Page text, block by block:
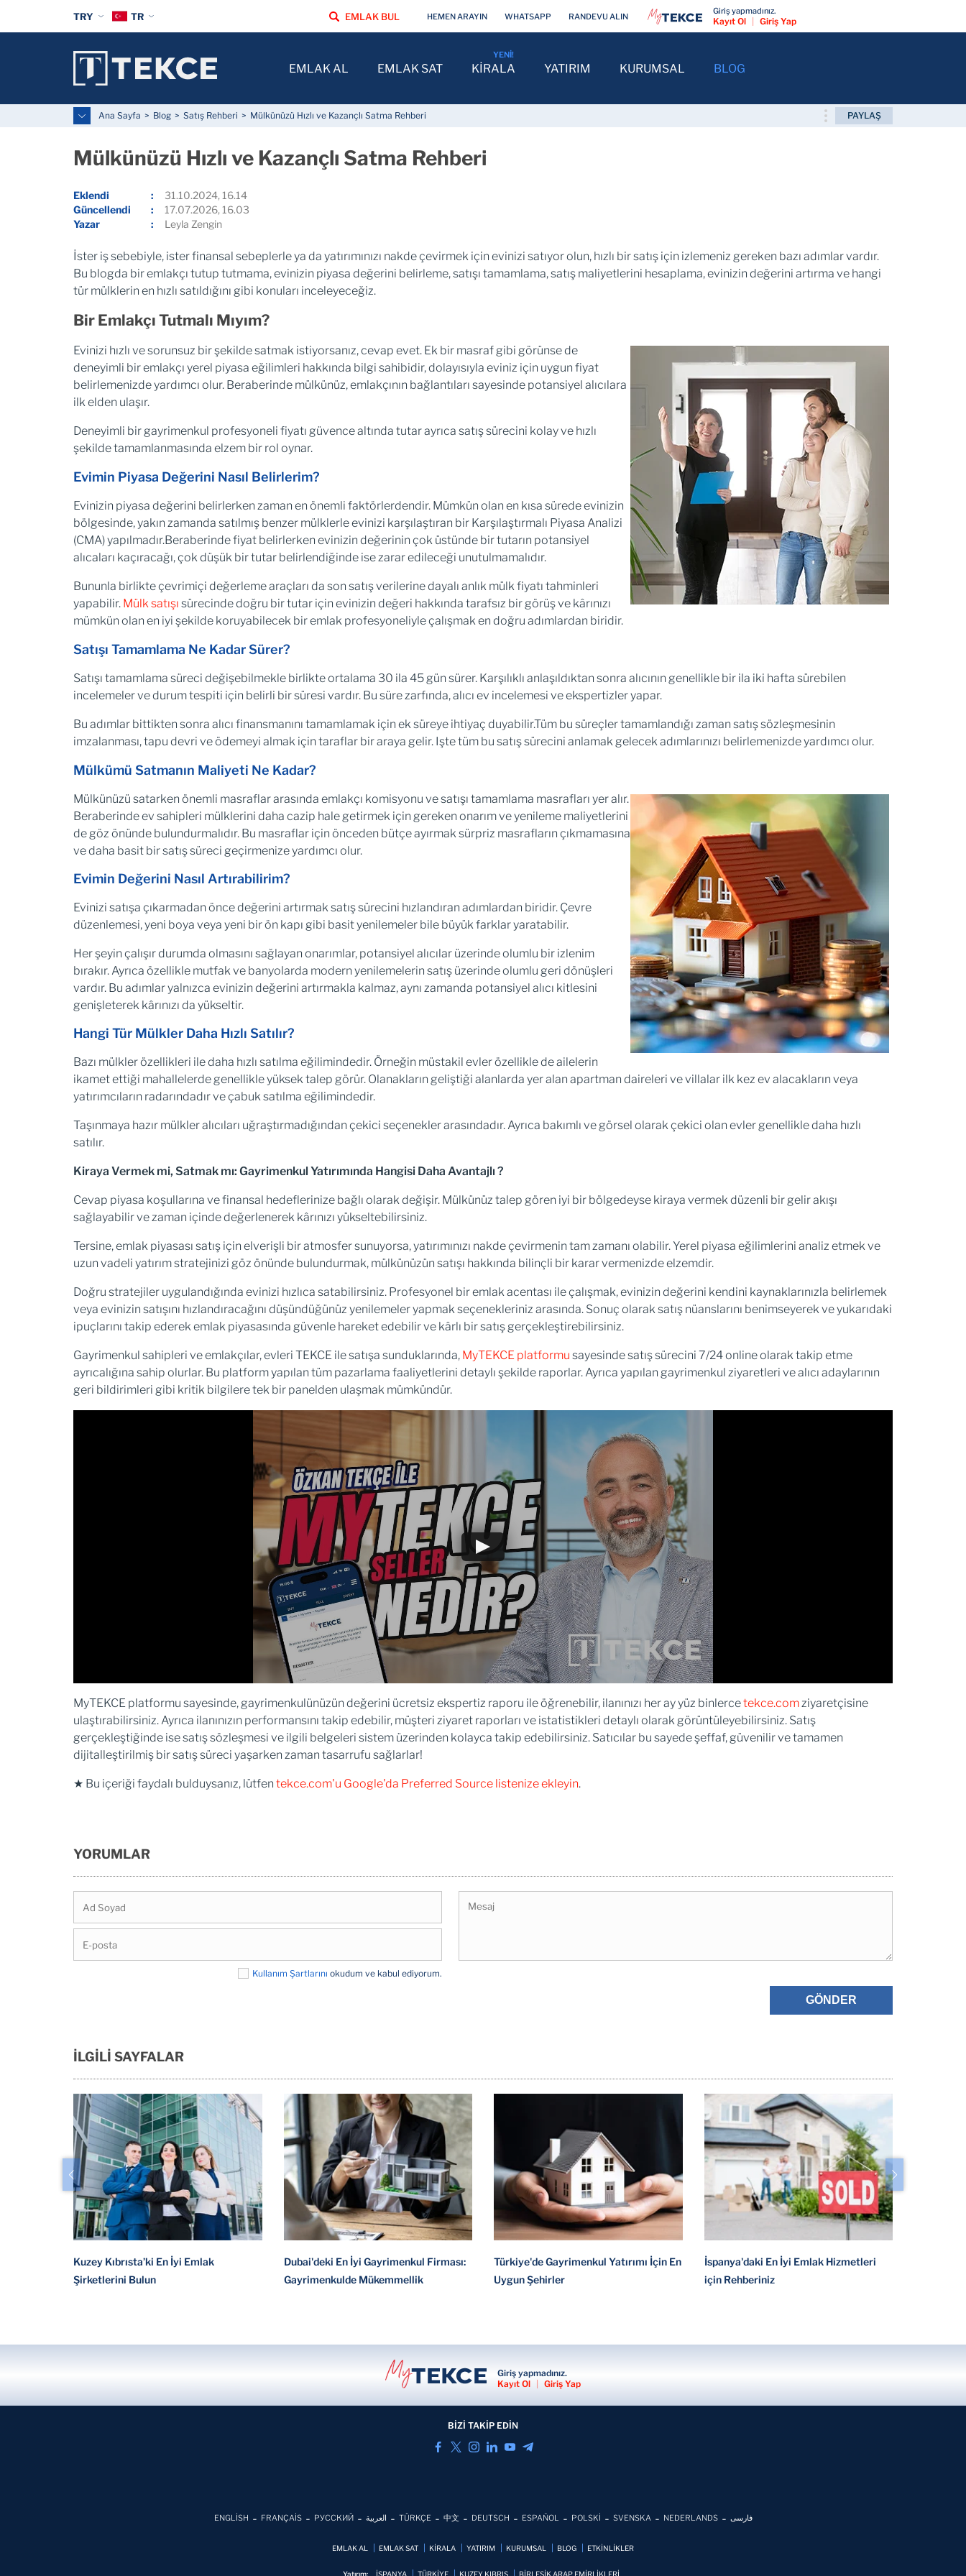
Ana Sayfa Blog Satış Rehberi Mülkünüzü Hızlı ve Kazançlı Satma Rehberi PAYLAŞ
Mülkünüzü Hızlı ve Kazançlı Satma Rehberi
Eklendi
31.10.2024, 16.14
Güncellendi
17.07.2026, 16.03
Yazar
Leyla Zengin
İster iş sebebiyle, ister finansal sebeplerle ya da yatırımınızı nakde çevirmek için evinizi satıyor olun, hızlı bir satış için izlemeniz gereken bazı adımlar vardır.
Bu blogda bir emlakçı tutup tutmama, evinizin piyasa değerini belirleme, satışı tamamlama, satış maliyetlerini hesaplama, evinizin değerini artırma ve hangi
tür mülklerin en hızlı satıldığını gibi konuları inceleyeceğiz.
Bir Emlakçı Tutmalı Mıyım?
Evinizi hızlı ve sorunsuz bir şekilde satmak istiyorsanız, cevap evet. Ek bir masraf gibi görünse de
deneyimli bir emlakçı yerel piyasa eğilimleri hakkında bilgi sahibidir, dolayısıyla eviniz için uygun fiyat
belirlemenizde yardımcı olur. Beraberinde mülkünüz, emlakçının bağlantıları sayesinde potansiyel alıcılara
ilk elden ulaşır.
Deneyimli bir gayrimenkul profesyoneli fiyatı güvence altında tutar ayrıca satış sürecini kolay ve hızlı
şekilde tamamlanmasında elzem bir rol oynar.
Evimin Piyasa Değerini Nasıl Belirlerim?
Evinizin piyasa değerini belirlerken zaman en önemli faktörlerdendir. Mümkün olan en kısa sürede evinizin
bölgesinde, yakın zamanda satılmış benzer mülklerle evinizi karşılaştıran bir Karşılaştırmalı Piyasa Analizi
(CMA) yapılmadır.Beraberinde fiyat belirlerken evinizin değerinin çok üstünde bir tutarın potansiyel
alıcaları kaçıracağı, çok düşük bir tutar belirlendiğinde ise zarar edileceği unutulmamalıdır.
Bununla birlikte çevrimiçi değerleme araçları da son satış verilerine dayalı anlık mülk fiyatı tahminleri
yapabilir. Mülk satışı sürecinde doğru bir tutar için evinizin değeri hakkında tarafsız bir görüş ve kârınızı
mümkün olan en iyi şekilde koruyabilecek bir emlak profesyoneliyle çalışmak en doğru adımlardan biridir.
Satışı Tamamlama Ne Kadar Sürer?
Satışı tamamlama süreci değişebilmekle birlikte ortalama 30 ila 45 gün sürer. Karşılıklı anlaşıldıktan sonra alıcının genellikle bir ila iki hafta sürebilen
incelemeler ve durum tespiti için belirli bir süresi vardır. Bu süre zarfında, alıcı ev incelemesi ve ekspertizler yapar.
Bu adımlar bittikten sonra alıcı finansmanını tamamlamak için ek süreye ihtiyaç duyabilir.Tüm bu süreçler tamamlandığı zaman satış sözleşmesinin
imzalanması, tapu devri ve ödemeyi almak için taraflar bir araya gelir. Işte tüm bu satış sürecini anlamak gelecek adımlarınızı belirlemenizde yardımcı olur.
Mülkümü Satmanın Maliyeti Ne Kadar?
Mülkünüzü satarken önemli masraflar arasında emlakçı komisyonu ve satışı tamamlama masrafları yer alır.
Beraberinde ev sahipleri mülklerini daha cazip hale getirmek için gereken onarım ve yenileme maliyetlerini
de göz önünde bulundurmalıdır. Bu masraflar için önceden bütçe ayırmak sürpriz masrafların çıkmamasına
ve daha basit bir satış süreci geçirmenize yardımcı olur.
Evimin Değerini Nasıl Artırabilirim?
Evinizi satışa çıkarmadan önce değerini artırmak satış sürecini hızlandıran adımlardan biridir. Çevre
düzenlemesi, yeni boya veya yeni bir ön kapı gibi basit yenilemeler bile büyük farklar yaratabilir.
Her şeyin çalışır durumda olmasını sağlayan onarımlar, potansiyel alıcılar üzerinde olumlu bir izlenim
bırakır. Ayrıca özellikle mutfak ve banyolarda modern yenilemelerin satış üzerinde olumlu geri dönüşleri
vardır. Bu adımlar yalnızca evinizin değerini artırmakla kalmaz, aynı zamanda potansiyel alıcı kitlesini
genişleterek kârınızı da yükseltir.
Hangi Tür Mülkler Daha Hızlı Satılır?
Bazı mülkler özellikleri ile daha hızlı satılma eğilimindedir. Örneğin müstakil evler özellikle de ailelerin
ikamet ettiği mahallelerde genellikle yüksek talep görür. Olanakların geliştiği alanlarda yer alan apartman daireleri ve villalar ilk kez ev alacakların veya
yatırımcıların radarındadır ve çabuk satılma eğilimindedir.
Taşınmaya hazır mülkler alıcıları uğraştırmadığından çekici seçenekler arasındadır. Ayrıca bakımlı ve görsel olarak çekici olan evler genellikle daha hızlı
satılır.
Kiraya Vermek mi, Satmak mı: Gayrimenkul Yatırımında Hangisi Daha Avantajlı ?
Cevap piyasa koşullarına ve finansal hedeflerinize bağlı olarak değişir. Mülkünüz talep gören iyi bir bölgedeyse kiraya vermek düzenli bir gelir akışı
sağlayabilir ve zaman içinde değerlenerek kârınızı yükseltebilirsiniz.
Tersine, emlak piyasası satış için elverişli bir atmosfer sunuyorsa, yatırımınızı nakde çevirmenin tam zamanı olabilir. Yerel piyasa eğilimlerini analiz etmek ve
uzun vadeli yatırım stratejinizi göz önünde bulundurmak, mülkünüzün satışı hakkında bilinçli bir karar vermenizde elzemdir.
Doğru stratejiler uygulandığında evinizi hızlıca satabilirsiniz. Profesyonel bir emlak acentası ile çalışmak, evinizin değerini kendini kaynaklarınızla belirlemek
veya evinizin satışını hızlandıracağını düşündüğünüz yenilemeler yapmak seçenekleriniz arasında. Sonuç olarak satış nüanslarını benimseyerek ve yukarıdaki
ipuçlarını takip ederek emlak piyasasında güvenle hareket edebilir ve kârlı bir satış gerçekleştirebilirsiniz.
Gayrimenkul sahipleri ve emlakçılar, evleri TEKCE ile satışa sunduklarında, MyTEKCE platformu sayesinde satış sürecini 7/24 online olarak takip etme
ayrıcalığına sahip olurlar. Bu platform yapılan tüm pazarlama faaliyetlerini detaylı şekilde raporlar. Ayrıca yapılan gayrimenkul ziyaretleri ve alıcı adaylarının
geri bildirimleri gibi kritik bilgilere tek bir panelden ulaşmak mümkündür.
MyTEKCE platformu sayesinde, gayrimenkulünüzün değerini ücretsiz ekspertiz raporu ile öğrenebilir, ilanınızı her ay yüz binlercetekce.comziyaretçisine
ulaştırabilirsiniz. Ayrıca ilanınızın performansını takip edebilir, müşteri ziyaret raporları ve istatistikleri detaylı olarak görüntüleyebilirsiniz. Satış
gerçekleştiğinde ise satış sözleşmesi ve ilgili belgeleri sistem üzerinden kolayca takip edebilirsiniz. Satıcılar bu sayede şeffaf, güvenilir ve tamamen
dijitalleştirilmiş bir satış süreci yaşarken zaman tasarrufu sağlarlar!
★ Bu içeriği faydalı bulduysanız, lütfen tekce.com'u Google'da Preferred Source listenize ekleyin.
YORUMLAR
Kullanım Şartlarını okudum ve kabul ediyorum.
GÖNDER
İLGİLİ SAYFALAR
Kuzey Kıbrısta’ki En İyi Emlak
Şirketlerini Bulun
Dubai'deki En İyi Gayrimenkul Firması:
Gayrimenkulde Mükemmellik
Türkiye'de Gayrimenkul Yatırımı İçin En
Uygun Şehirler
İspanya'daki En İyi Emlak Hizmetleri
için Rehberiniz
TRY TR
EMLAK AL EMLAK SAT KİRALA YATIRIM KURUMSAL BLOG
EMLAK BUL HEMEN ARAYIN WHATSAPP RANDEVU ALIN
Giriş yapmadınız.
Kayıt Ol Giriş Yap
Giriş yapmadınız.
Kayıt Ol | Giriş Yap
BİZİ TAKİP EDİN
ENGLİSH FRANÇAİS РУССКИЙ العربية TÜRKÇE 中文 DEUTSCH ESPAÑOL POLSKİ SVENSKA NEDERLANDS فارسی
EMLAK AL EMLAK SAT KİRALA YATIRIM KURUMSAL BLOG ETKİNLİKLER
Yatırım: İSPANYA TÜRKİYE KUZEY KIBRIS BİRLEŞİK ARAP EMİRLİKLERİ